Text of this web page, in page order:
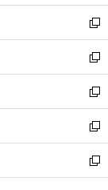
開
く
ウ
で
開
く
ン
ド
ウ
で
開
く
ウ
ィ
ン
ド
ウ
で
開
く
し
い
ウ
ィ
ン
ド
ウ
で
開
く
新
し
い
ウ
ィ
ン
ド
ウ
で
開
新
し
い
ウ
ィ
ン
ド
ウ
新
し
い
ウ
ィ
ン
新
し
い
ウ
新
し